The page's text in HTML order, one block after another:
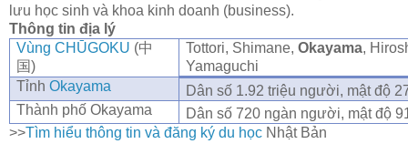
lưu học sinh và khoa kinh doanh (business).
Thông tin địa lý
Vùng CHŪGOKU (中
国)
Tottori, Shimane,Okayama,
Yamaguchi
TỉnhOkayama
Dân số 1.92 triệu người, mật độ
Thành phố Okayama
Dân số 720 ngàn người, mật độ
>>Tìm hiểu thông tin và đăng ký du học Nhật Bản